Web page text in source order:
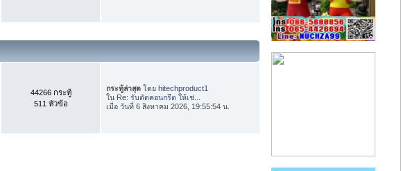
44266 กระทู้
511 หัวข้อ
กระทู้ล่าสุด โดยhitechproduct1
ใน Re: รับตัดคอนกรีต ให้เช่...
เมื่อ วันที่ 6 สิงหาคม 2026, 19:55:54 น.